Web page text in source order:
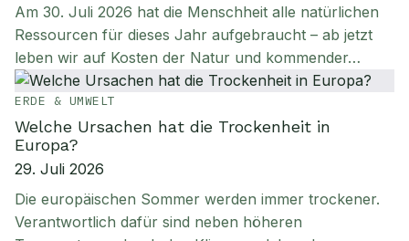
Am 30. Juli 2026 hat die Menschheit alle natürlichen
Ressourcen für dieses Jahr aufgebraucht – ab jetzt
leben wir auf Kosten der Natur und kommender…
ERDE & UMWELT
Welche Ursachen hat die Trockenheit in
Europa?
29. Juli 2026
Die europäischen Sommer werden immer trockener.
Verantwortlich dafür sind neben höheren